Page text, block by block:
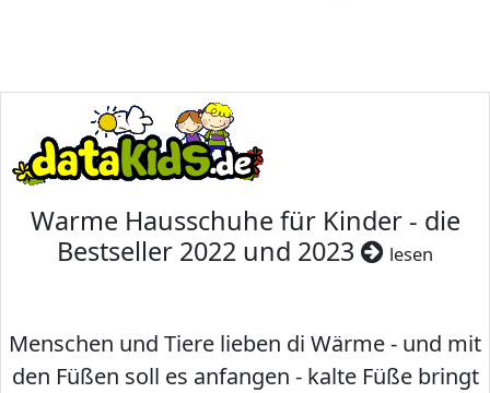
Warme Hausschuhe für Kinder - die
Bestseller 2022 und 2023
lesen
Menschen und Tiere lieben di Wärme - und mit
den Füßen soll es anfangen - kalte Füße bringt